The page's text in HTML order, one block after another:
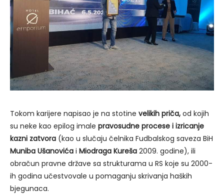
Tokom karijere napisao je na stotine velikih priča, od kojih
su neke kao epilog imale pravosudne procese i izricanje
kazni zatvora (kao u slučaju čelnika Fudbalskog saveza BiH
Muniba Ušanovića i Miodraga Kureša 2009. godine), ili
obračun pravne države sa strukturama u RS koje su 2000-
ih godina učestvovale u pomaganju skrivanja haških
bjegunaca.